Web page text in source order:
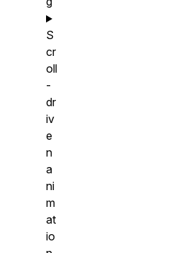
S
cr
oll
-
dr
iv
e
n
a
ni
m
at
io